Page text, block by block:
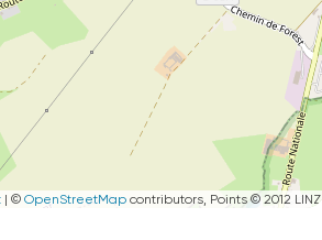
| © OpenStreetMap contributors, Points © 2012 LINZ